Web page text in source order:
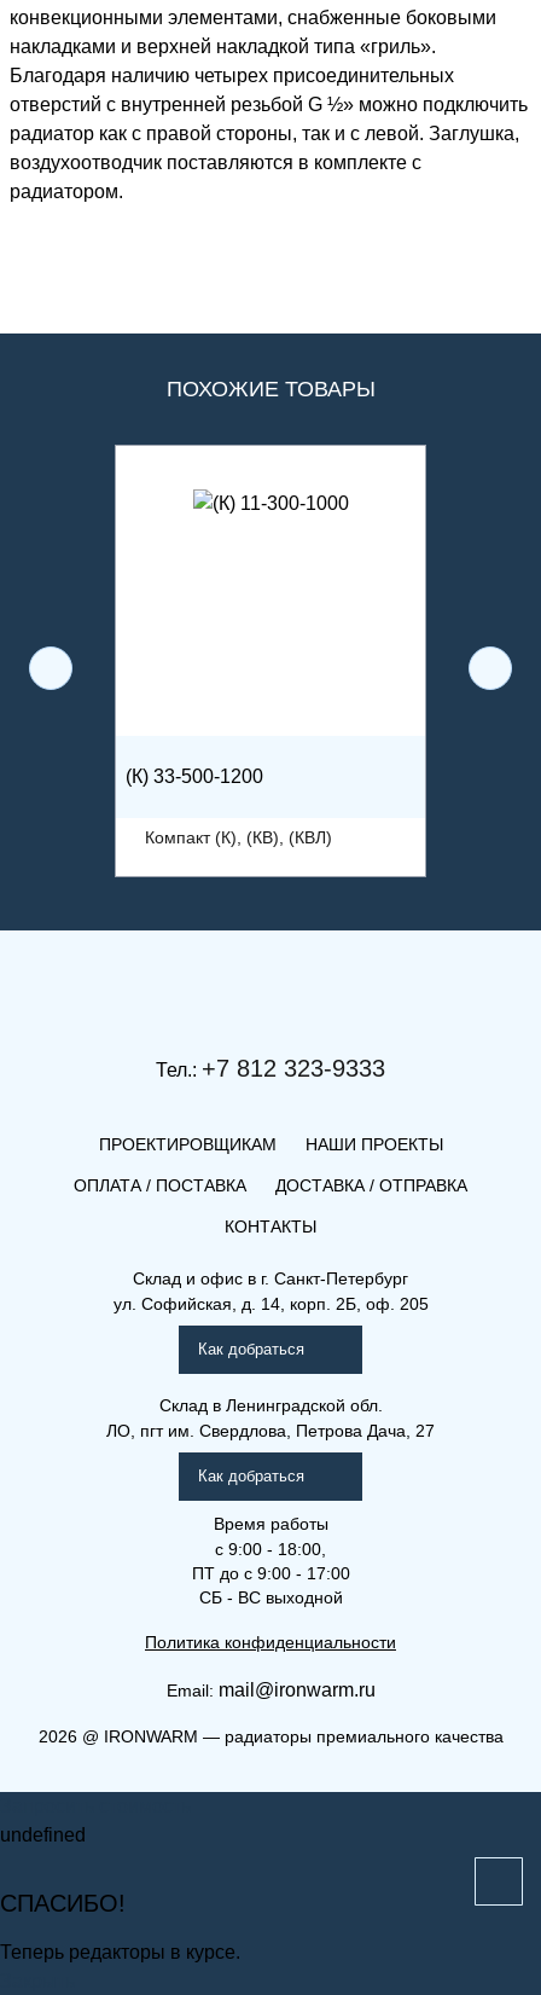
конвекционными элементами, снабженные боковыми
накладками и верхней накладкой типа «гриль».
Благодаря наличию четырех присоединительных
отверстий с внутренней резьбой G ½» можно подключить
радиатор как с правой стороны, так и с левой. Заглушка,
воздухоотводчик поставляются в комплекте с
радиатором.
ПОХОЖИЕ ТОВАРЫ
(К) 33-500-1200
Компакт (К), (КВ), (КВЛ)
Компакт (К), (КВ), (КВЛ)
(КВЛ) 11-300-2400
Компакт (К), (КВ), (КВЛ)
Тел.: +7 812 323-9333
ПРОЕКТИРОВЩИКАМ НАШИ ПРОЕКТЫ
ОПЛАТА / ПОСТАВКА ДОСТАВКА / ОТПРАВКА
КОНТАКТЫ
Склад и офис в г. Санкт-Петербург
ул. Софийская, д. 14, корп. 2Б, оф. 205
Как добраться
Склад в Ленинградской обл.
ЛО, пгт им. Свердлова, Петрова Дача, 27
Как добраться
Время работы
с 9:00 - 18:00,
ПТ до с 9:00 - 17:00
СБ - ВС выходной
Политика конфиденциальности
Email: mail@ironwarm.ru
2026@ IRONWARM — радиаторы премиального качества
undefined
СПАСИБО!
Теперь редакторы в курсе.